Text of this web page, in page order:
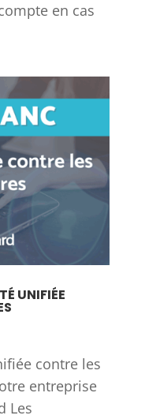
en cas
UNIFIÉE
contre les
entreprise
Les